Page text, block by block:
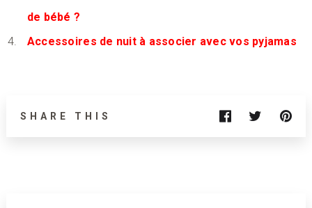
de bébé ?
Accessoires de nuit à associer avec vos pyjamas
SHARE THIS